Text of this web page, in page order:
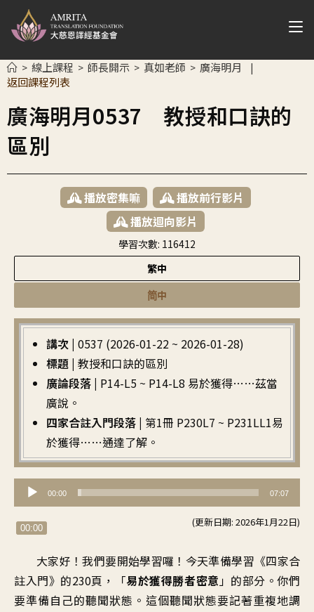
> 線上課程 > 師長開示 > 真如老師 > 廣海明月 |
返回課程列表
廣海明月0537 教授和口訣的
區別
播放密集嘛
播放前行影片
播放迴向影片
學習次數: 116412
繁中
简中
講次 | 0537 (2026-01-22 ~ 2026-01-28)
標題 | 教授和口訣的區別
廣論段落 | P14-L5 ~ P14-L8 易於獲得……茲當
廣說。
四家合註入門段落 | 第1冊 P230L7 ~ P231LL1易
於獲得……通達了解。
訊
播
00:00 07:07
(更新日期: 2026年1月22日)
00:00
大家好！我們要開始學習囉 ！ 今天準備學習 《四家合
註入門》的230頁 ，「易於獲得勝者密意」的部分 。你們
要準備自己的聽聞狀態 。 這個聽聞狀態要記著重複地調